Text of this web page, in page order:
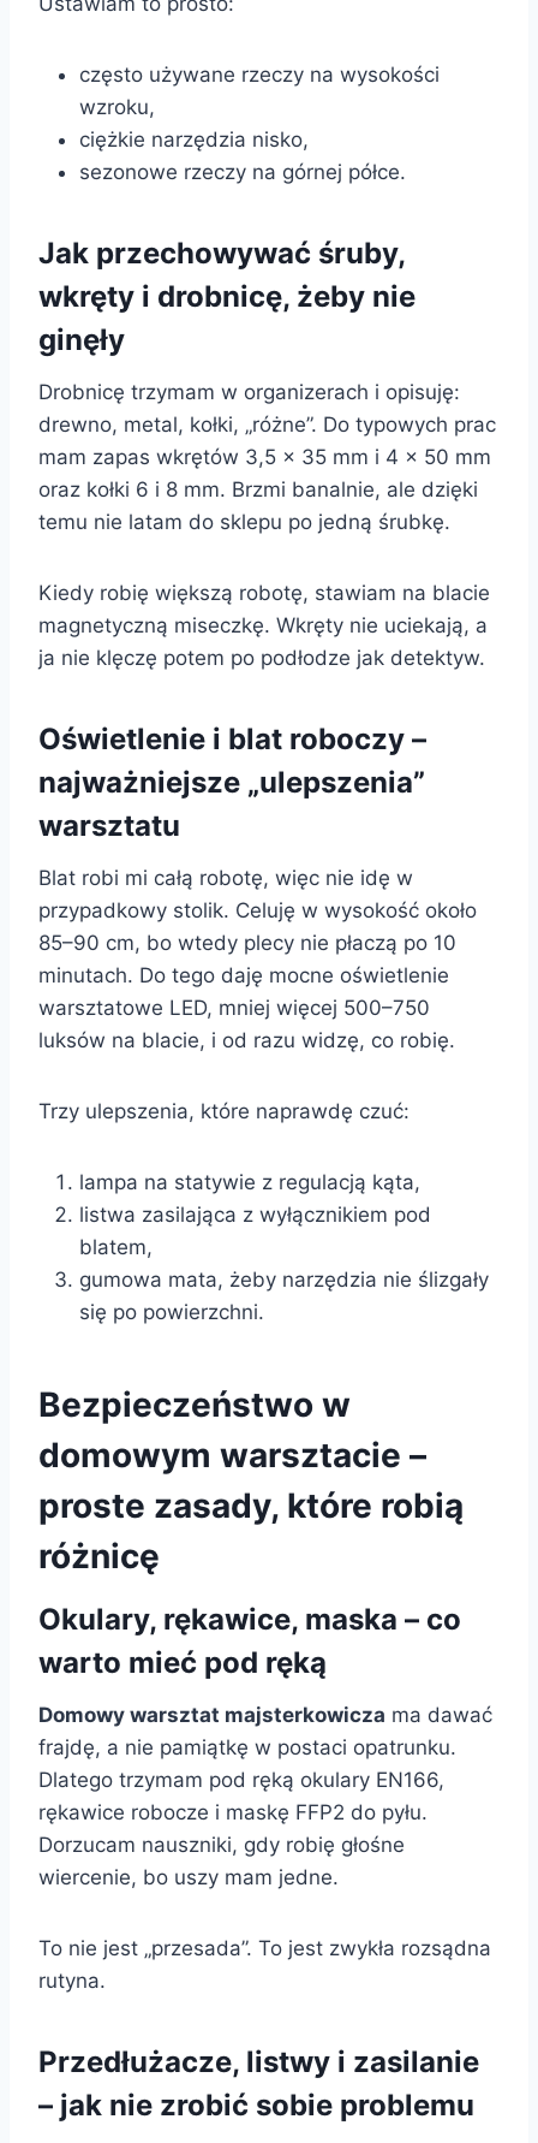
często używane rzeczy na wysokości
wzroku,
ciężkie narzędzia nisko,
sezonowe rzeczy na górnej półce.
Jak przechowywać śruby,
wkręty i drobnicę, żeby nie
ginęły
Drobnicę trzymam w organizerach i opisuję:
drewno, metal, kołki, „różne”. Do typowych prac
mam zapas wkrętów 3,5 × 35 mm i 4 × 50 mm
oraz kołki 6 i 8 mm. Brzmi banalnie, ale dzięki
temu nie latam do sklepu po jedną śrubkę.
Kiedy robię większą robotę, stawiam na blacie
magnetyczną miseczkę. Wkręty nie uciekają, a
ja nie klęczę potem po podłodze jak detektyw.
Oświetlenie i blat roboczy –
najważniejsze „ulepszenia”
warsztatu
Blat robi mi całą robotę, więc nie idę w
przypadkowy stolik. Celuję w wysokość około
85–90 cm, bo wtedy plecy nie płaczą po 10
minutach. Do tego daję mocne oświetlenie
warsztatowe LED, mniej więcej 500–750
luksów na blacie, i od razu widzę, co robię.
Trzy ulepszenia, które naprawdę czuć:
lampa na statywie z regulacją kąta,
listwa zasilająca z wyłącznikiem pod
blatem,
gumowa mata, żeby narzędzia nie ślizgały
się po powierzchni.
Bezpieczeństwo w
domowym warsztacie –
proste zasady, które robią
różnicę
Okulary, rękawice, maska – co
warto mieć pod ręką
Domowy warsztat majsterkowicza ma dawać
frajdę, a nie pamiątkę w postaci opatrunku.
Dlatego trzymam pod ręką okulary EN166,
rękawice robocze i maskę FFP2 do pyłu.
Dorzucam nauszniki, gdy robię głośne
wiercenie, bo uszy mam jedne.
To nie jest „przesada”. To jest zwykła rozsądna
rutyna.
Przedłużacze, listwy i zasilanie
– jak nie zrobić sobie problemu